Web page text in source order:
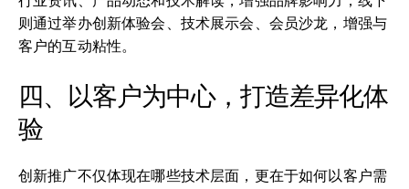
则通过举办创新体验会、技术展示会、会员沙龙，增强与
客户的互动粘性。
四、以客户为中心，打造差异化体
验
创新推广不仅体现在哪些技术层面，更在于如何以客户需